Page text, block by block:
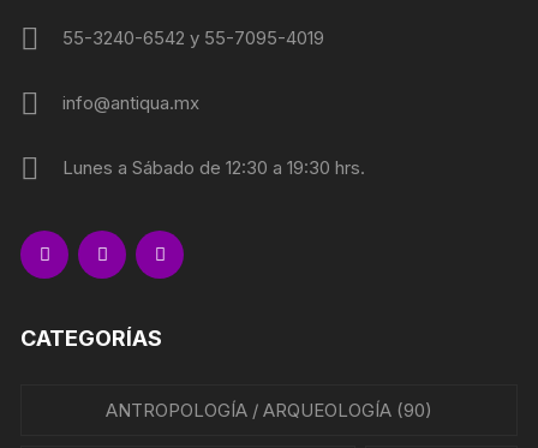
55-3240-6542 y 55-7095-4019
info@antiqua.mx
Lunes a Sábado de 12:30 a 19:30 hrs.
CATEGORÍAS
ANTROPOLOGÍA / ARQUEOLOGÍA(90)